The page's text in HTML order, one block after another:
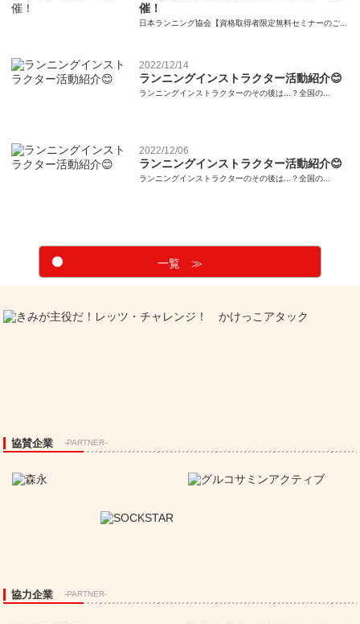
催！
日本ランニング協会【資格取得者限定無料セミナーのご...
2022/12/14
ランニングインストラクター活動紹介😊
ランニングインストラクターのその後は...？全国の...
2022/12/06
ランニングインストラクター活動紹介😊
ランニングインストラクターのその後は...？全国の...
一覧 ≫
協賛企業 -PARTNER-
協力企業 -PARTNER-